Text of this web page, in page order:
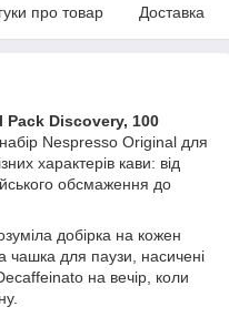
про товар Доставка
Pack Discovery, 100
Nespresso Original для
характерів кави: від
обсмаження до
добірка на кожен
чашка для паузи, насичені
на вечір, коли